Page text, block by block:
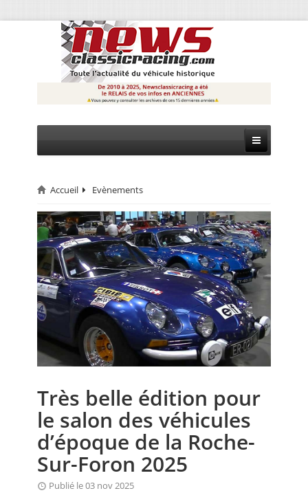
CIRCUIT
RALLYE
MONTAGNE
EVÈNEMENTS
CALENDRIER
FOCUS
ANNUAIRES
PETITES ANNONCES
Accueil Evènements
Très belle édition pour
le salon des véhicules
d’époque de la Roche-
Sur-Foron 2025
Publié le 03 nov 2025